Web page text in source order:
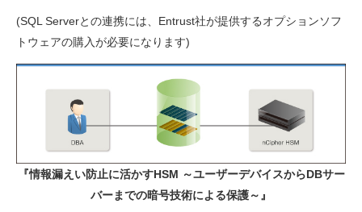
(SQL Serverとの連携には、Entrust社が提供するオプションソフ
トウェアの購入が必要になります)
『情報漏えい防止に活かすHSM ～ユーザーデバイスからDBサー
バーまでの暗号技術による保護～』